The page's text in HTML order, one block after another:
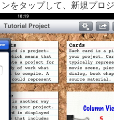
をタップして、新規プロジ